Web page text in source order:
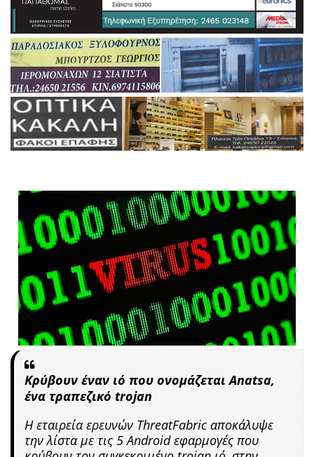
Κρύβουν έναν ιό που ονομάζεται Anatsa,
ένα τραπεζικό trojan
Η εταιρεία ερευνών ThreatFabric αποκάλυψε
την λίστα με τις 5 Android εφαρμογές που